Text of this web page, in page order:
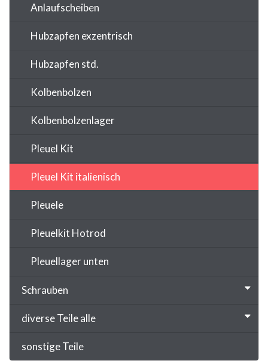
Anlaufscheiben
Hubzapfen exzentrisch
Hubzapfen std.
Kolbenbolzen
Kolbenbolzenlager
Pleuel Kit
Pleuel Kit italienisch
Pleuele
Pleuelkit Hotrod
Pleuellager unten
Schrauben
diverse Teile alle
sonstige Teile